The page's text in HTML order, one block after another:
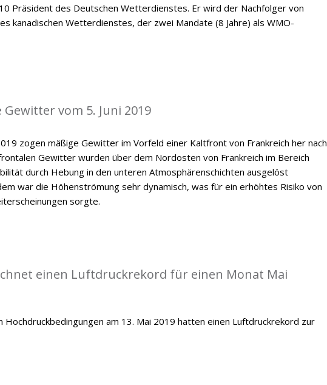
Präsident des Deutschen Wetterdienstes. Er wird der Nachfolger von
kanadischen Wetterdienstes, der zwei Mandate (8 Jahre) als WMO-
Gewitter vom 5. Juni 2019
zogen mäßige Gewitter im Vorfeld einer Kaltfront von Frankreich her nach
Gewitter wurden über dem Nordosten von Frankreich im Bereich
durch Hebung in den unteren Atmosphärenschichten ausgelöst
war die Höhenströmung sehr dynamisch, was für ein erhöhtes Risiko von
sorgte.
einen Luftdruckrekord für einen Monat Mai
Hochdruckbedingungen am 13. Mai 2019 hatten einen Luftdruckrekord zur